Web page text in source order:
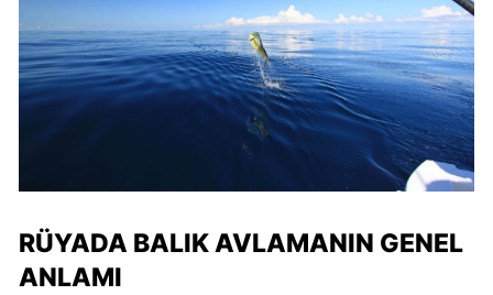
RÜYADA BALIK AVLAMANIN GENEL
ANLAMI